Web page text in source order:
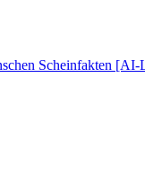
Scheinfakten [AI-